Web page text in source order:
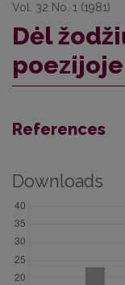
Vol. 32 No. 1 (1981)
Dėl
poezijoje
References
Downloads